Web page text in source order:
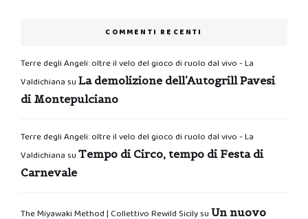
COMMENTI RECENTI
Terre degli Angeli: oltre il velo del gioco di ruolo dal vivo - La
Valdichiana su La demolizione dell’Autogrill Pavesi
di Montepulciano
Terre degli Angeli: oltre il velo del gioco di ruolo dal vivo - La
Valdichiana su Tempo di Circo, tempo di Festa di
Carnevale
The Miyawaki Method | Collettivo Rewild Sicilysu Un nuovo